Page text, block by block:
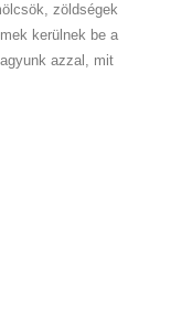
zöldségek
kerülnek be a
azzal, mit